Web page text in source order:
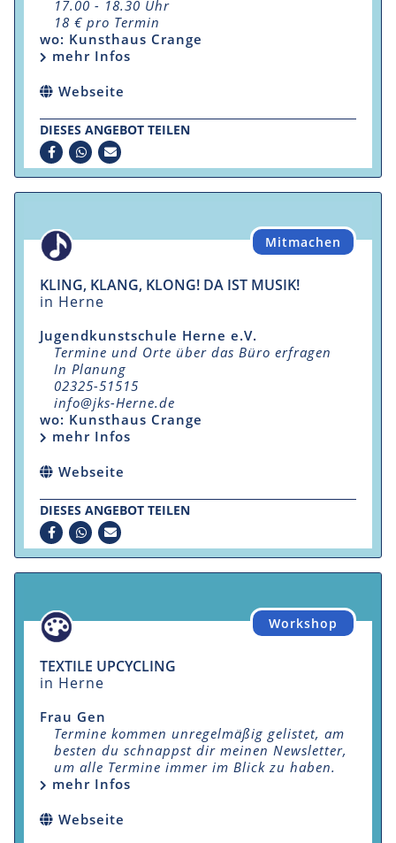
17.00 - 18.30 Uhr
18 € pro Termin
wo: Kunsthaus Crange
mehr Infos
Webseite
DIESES ANGEBOT TEILEN
Mitmachen
KLING, KLANG, KLONG! DA IST MUSIK!
in Herne
Jugendkunstschule Herne e.V.
Termine und Orte über das Büro erfragen
In Planung
02325-51515
info@jks-Herne.de
wo: Kunsthaus Crange
mehr Infos
Webseite
DIESES ANGEBOT TEILEN
Workshop
TEXTILE UPCYCLING
in Herne
Frau Gen
Termine kommen unregelmäßig gelistet, am
besten du schnappst dir meinen Newsletter,
um alle Termine immer im Blick zu haben.
mehr Infos
Webseite